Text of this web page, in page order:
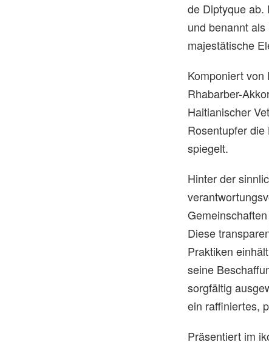
de Diptyque ab.
und benannt
majestätische
Komponiert von
Rhabarber-
Haitianischer
Rosentupfer
spiegelt.
Hinter der
Diese
Praktiken
seine
sorgfältig
ein raffiniertes,
Präsentiert im